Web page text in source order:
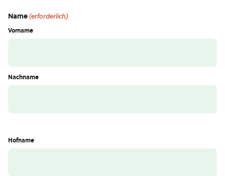
Name(erforderlich)
Vorname
Nachname
Hofname